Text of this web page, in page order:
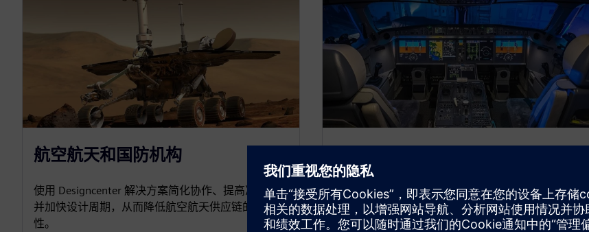
航空航天和国防机构
使用 Designcenter 解决方案简化协作、提高准确性
并加快设计周期，从而降低航空航天供应链的复杂
性。
使用强大的现代 CAD 工具，通过高效的工作流程创
建复杂的机电设计。